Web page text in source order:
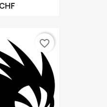
favorite_border